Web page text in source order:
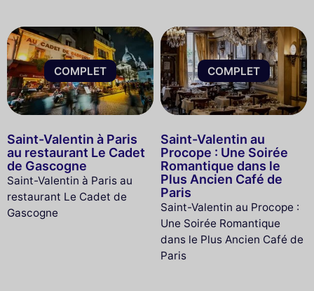
COMPLET
Saint-Valentin à Paris
au restaurant Le Cadet
de Gascogne
Saint-Valentin à Paris au
restaurant Le Cadet de
Gascogne
COMPLET
Saint-Valentin au
Procope : Une Soirée
Romantique dans le
Plus Ancien Café de
Paris
Saint-Valentin au Procope :
Une Soirée Romantique
dans le Plus Ancien Café de
Paris